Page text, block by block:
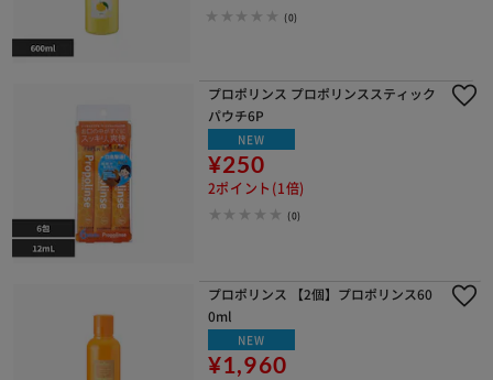
(0)
プロポリンス プロポリンススティック
パウチ6P
NEW
¥250
2ポイント(1倍)
(0)
プロポリンス 【2個】プロポリンス60
0ml
NEW
¥1,960